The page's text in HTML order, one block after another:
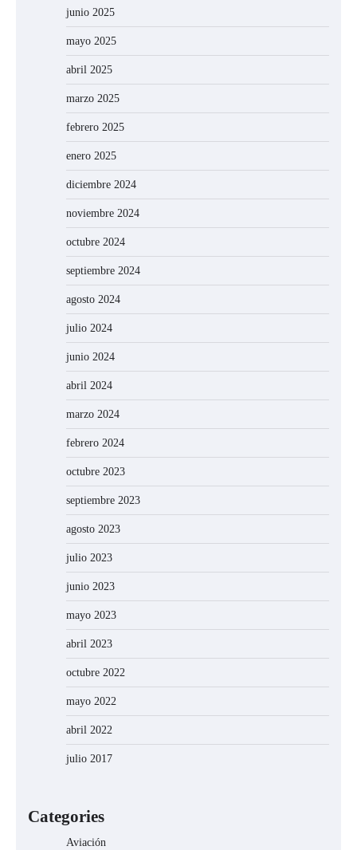
junio 2025
mayo 2025
abril 2025
marzo 2025
febrero 2025
enero 2025
diciembre 2024
noviembre 2024
octubre 2024
septiembre 2024
agosto 2024
julio 2024
junio 2024
abril 2024
marzo 2024
febrero 2024
octubre 2023
septiembre 2023
agosto 2023
julio 2023
junio 2023
mayo 2023
abril 2023
octubre 2022
mayo 2022
abril 2022
julio 2017
Categories
Aviación